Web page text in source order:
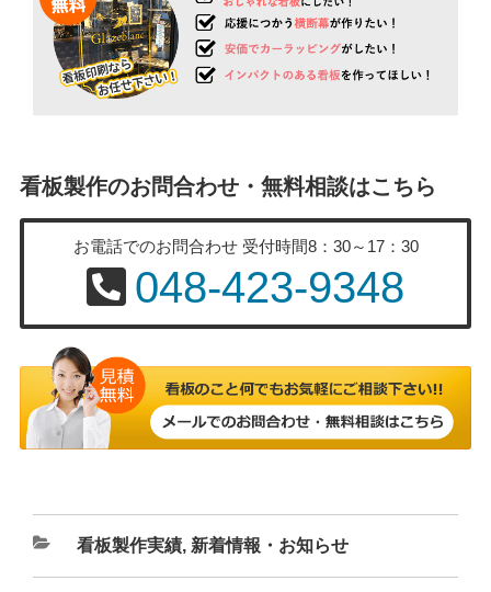
看板製作のお問合わせ・無料相談はこちら
お電話でのお問合わせ 受付時間8：30～17：30
048-423-9348
カ
テ
看板製作実績, 新着情報・お知らせ